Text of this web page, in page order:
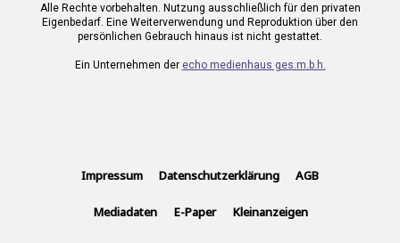
Alle Rechte vorbehalten. Nutzung ausschließlich für den privaten
Eigenbedarf. Eine Weiterverwendung und Reproduktion über den
persönlichen Gebrauch hinaus ist nicht gestattet.
Ein Unternehmen der echo medienhaus ges.m.b.h.
Impressum Datenschutzerklärung AGB
Mediadaten E-Paper Kleinanzeigen